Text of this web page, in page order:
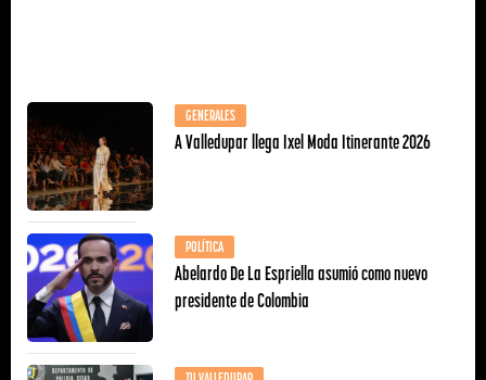
GENERALES
A Valledupar llega Ixel Moda Itinerante 2026
POLÍTICA
Abelardo De La Espriella asumió como nuevo
presidente de Colombia